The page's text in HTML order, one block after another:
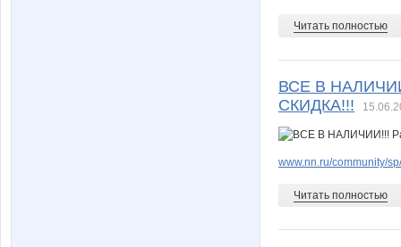
Читать полностью
ВСЕ В
СКИДКА!!!
www.nn.ru/community/
Читать полностью